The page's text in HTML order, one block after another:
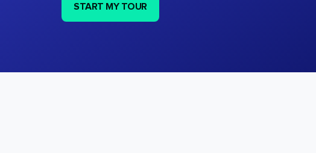
START MY TOUR